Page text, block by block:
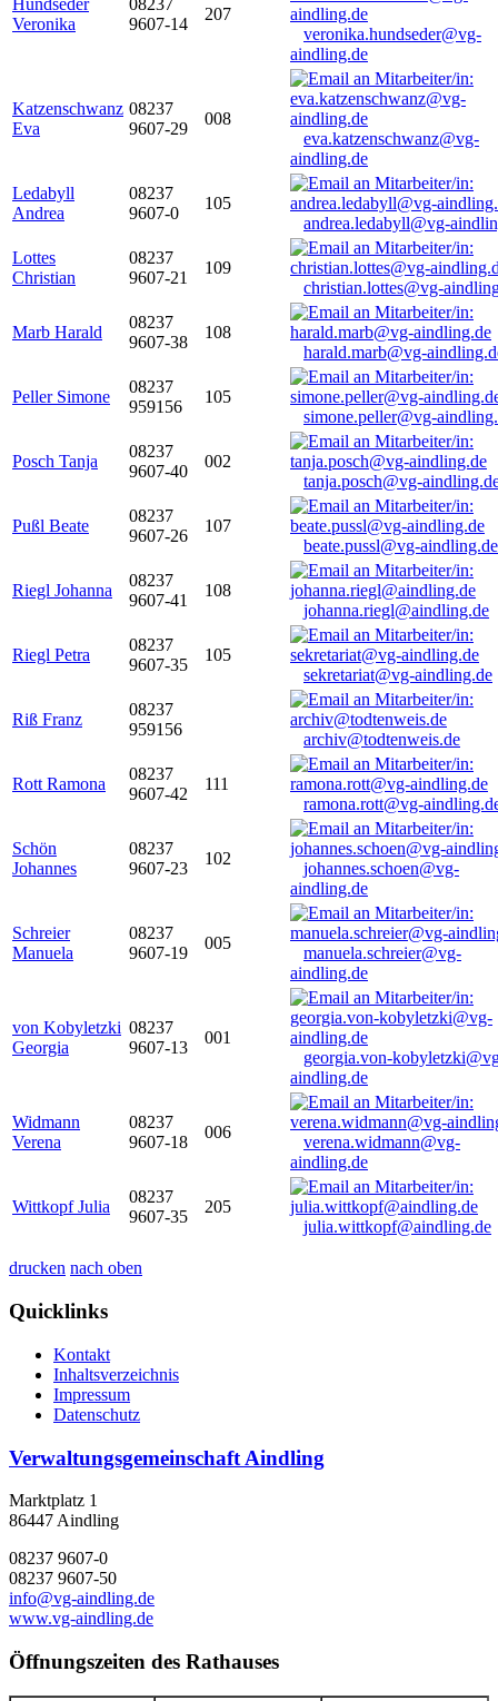
Hundseder
Veronika
08237
9607-14
207
veronika.hundseder@vg-
aindling.de
Katzenschwanz
Eva
08237
9607-29
008
eva.katzenschwanz@vg-
aindling.de
Ledabyll
Andrea
08237
9607-0
105
andrea.ledabyll@vg-
Lottes
Christian
08237
9607-21
109
christian.lottes@vg-
Marb Harald
08237
9607-38
108
harald.marb@vg-
Peller Simone
08237
959156
105
simone.peller@vg-
Posch Tanja
08237
9607-40
002
tanja.posch@vg-
Pußl Beate
08237
9607-26
107
beate.pussl@vg-aindling.de
Riegl Johanna
08237
9607-41
108
johanna.riegl@aindling.de
Riegl Petra
08237
9607-35
105
sekretariat@vg-aindling.de
Riß Franz
08237
959156
archiv@todtenweis.de
Rott Ramona
08237
9607-42
111
ramona.rott@vg-
Schön
Johannes
08237
9607-23
102
johannes.schoen@vg-
aindling.de
Schreier
Manuela
08237
9607-19
005
manuela.schreier@vg-
aindling.de
von Kobyletzki
Georgia
08237
9607-13
001
georgia.von-
aindling.de
Widmann
Verena
08237
9607-18
006
verena.widmann@vg-
aindling.de
Wittkopf Julia
08237
9607-35
205
julia.wittkopf@aindling.de
drucken nach oben
Quicklinks
Kontakt
Inhaltsverzeichnis
Impressum
Datenschutz
Verwaltungsgemeinschaft Aindling
Marktplatz 1
86447 Aindling
08237 9607-0
08237 9607-50
info@vg-aindling.de
www.vg-aindling.de
Öffnungszeiten des Rathauses